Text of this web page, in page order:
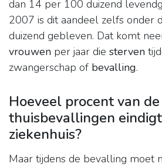
dan 14 per 100 duizend
2007 is dit aandeel zelfs onder
duizend gebleven. Dat komt
vrouwen per jaar die sterven
zwangerschap of bevalling.
Hoeveel procent van de
thuisbevallingen
ziekenhuis?
Maar tijdens de bevalling moet